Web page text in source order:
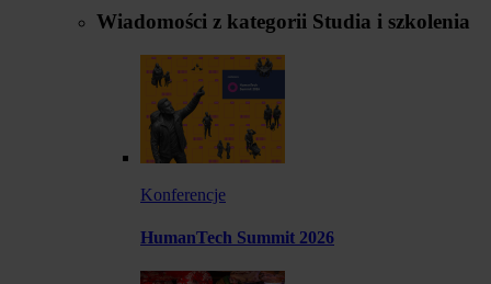
Wiadomości z kategorii Studia i szkolenia
Konferencje
HumanTech Summit 2026